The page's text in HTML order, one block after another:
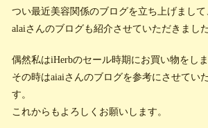
つい最近美容関係のブログを立ち上げまして
alaiさんのブログも紹介させていただきまし
偶然私はiHerbのセール時期にお買い物をしま
その時はaiaiさんのブログを参考にさせてい
す。
これからもよろしくお願いします。